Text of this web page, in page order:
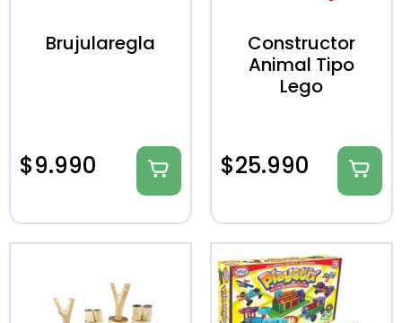
Brujularegla
$9.990
Constructor
Animal Tipo
Lego
$25.990